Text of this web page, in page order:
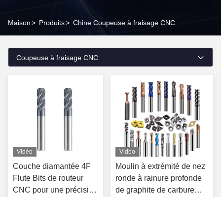
Maison> Produits> Chine Coupeuse à fraisage CNC
Coupeuse à fraisage CNC
Vidéo
Couche diamantée 4F
Flute Bits de routeur
CNC pour une précision
Vidéo
Moulin à extrémité de nez
ronde à rainure profonde
de graphite de carbure